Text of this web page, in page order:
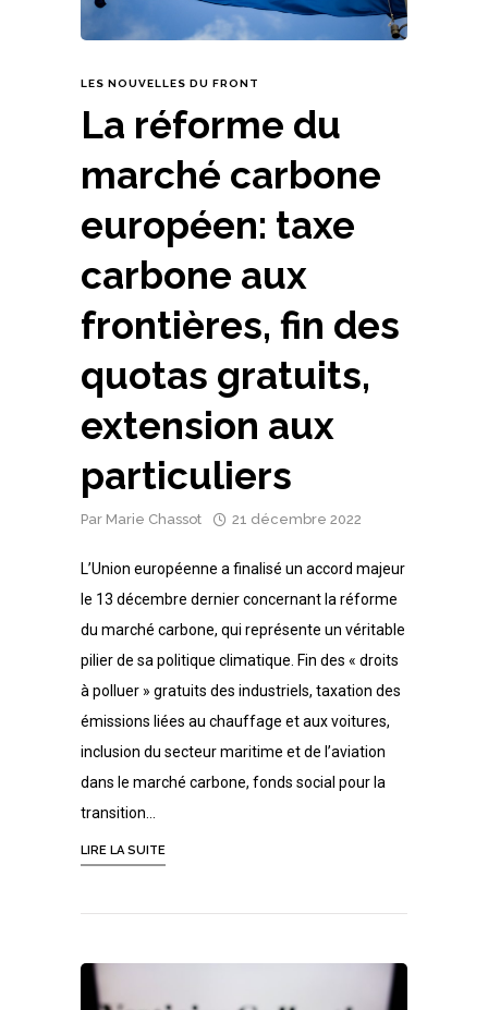
LES NOUVELLES DU FRONT
La réforme du
marché carbone
européen: taxe
carbone aux
frontières, fin des
quotas gratuits,
extension aux
particuliers
Par Marie Chassot 21 décembre 2022
L’Union européenne a finalisé un accord majeur
le 13 décembre dernier concernant la réforme
du marché carbone, qui représente un véritable
pilier de sa politique climatique. Fin des « droits
à polluer » gratuits des industriels, taxation des
émissions liées au chauffage et aux voitures,
inclusion du secteur maritime et de l’aviation
dans le marché carbone, fonds social pour la
transition…
LIRE LA SUITE